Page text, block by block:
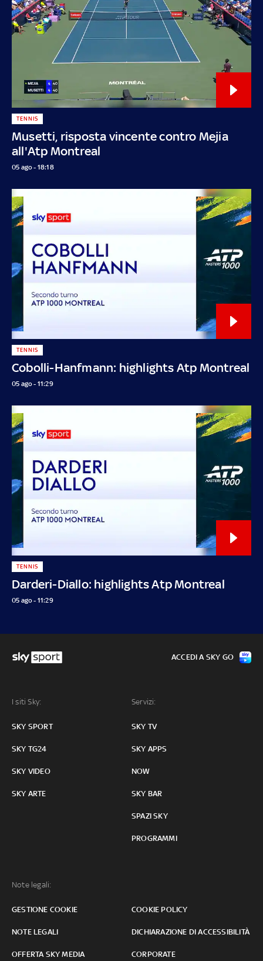
Musetti, risposta vincente contro Mejia
all'Atp Montreal
TENNIS
05 ago - 18:18
Cobolli-Hanfmann: highlights Atp Montreal
TENNIS
05 ago - 11:29
Darderi-Diallo: highlights Atp Montreal
TENNIS
05 ago - 11:29
I siti Sky:
SKY SPORT
SKY TG24
SKY VIDEO
SKY ARTE
Servizi:
SKY TV
SKY APPS
NOW
SKY BAR
SPAZI SKY
PROGRAMMI
Note legali:
GESTIONE COOKIE COOKIE POLICY
NOTE LEGALI DICHIARAZIONE DI ACCESSIBILITÀ
OFFERTA SKY MEDIA CORPORATE
ACCEDI A SKY GO